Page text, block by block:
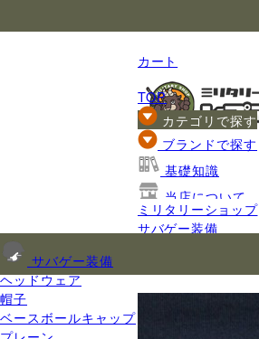
カート
TOP
カテゴリで探す
サバゲー装備
ヘッドウェア
帽子
ベースボールキャップ
ブランドで探す
基礎知識
当店について
ご利用ガイド
ミリタリーショップ
サバゲー装備